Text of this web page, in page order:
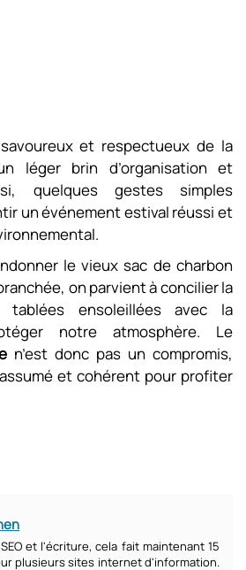
et respectueux de la
léger brin d’organisation et
quelques gestes simples
un événement estival réussi et
le vieux sac de charbon
on parvient à concilier la
ensoleillées avec la
notre atmosphère. Le
n’est donc pas un compromis,
et cohérent pour profiter
et l'écriture, cela fait maintenant 15
plusieurs sites internet d'information.